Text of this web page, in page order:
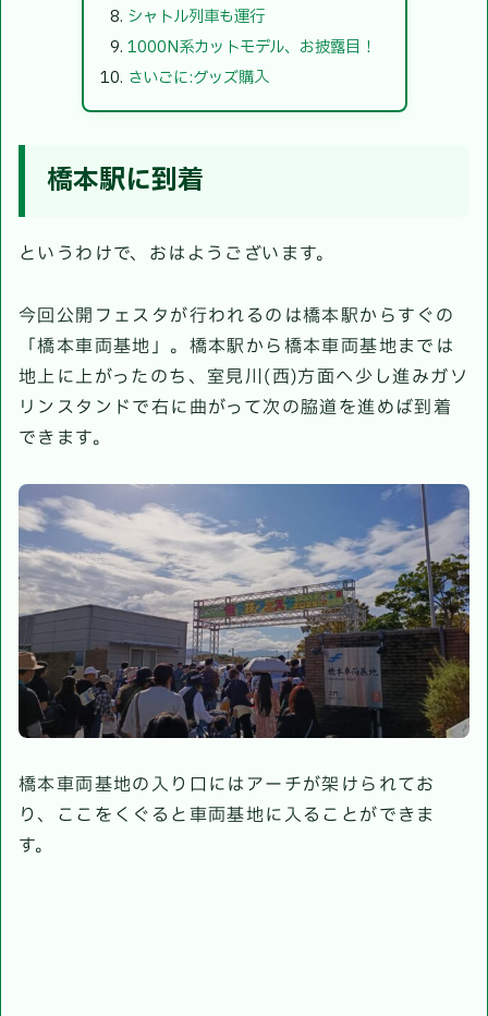
シャトル列車も運行
1000N系カットモデル、お披露目！
さいごに:グッズ購入
橋本駅に到着
というわけで、おはようございます。
今回公開フェスタが行われるのは橋本駅からすぐの
「橋本車両基地」。橋本駅から橋本車両基地までは
地上に上がったのち、室見川(西)方面へ少し進みガソ
リンスタンドで右に曲がって次の脇道を進めば到着
できます。
橋本車両基地の入り口にはアーチが架けられてお
り、ここをくぐると車両基地に入ることができま
す。